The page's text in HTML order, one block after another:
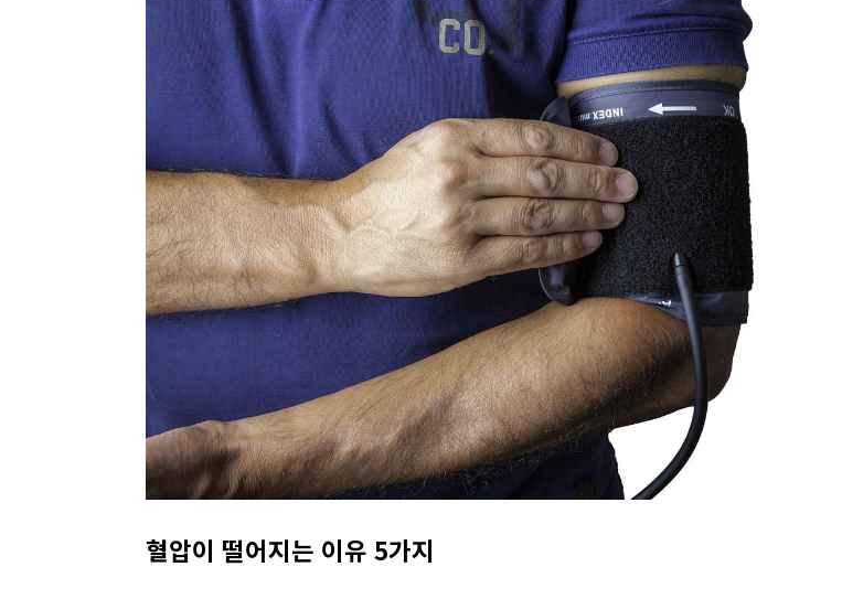
혈압이 떨어지는 이유 5가지